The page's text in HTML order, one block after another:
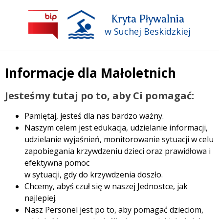
Kryta Pływalnia
w Suchej Beskidzkiej
Informacje dla Małoletnich
Treść
Jesteśmy tutaj po to, aby Ci pomagać:
Pamiętaj, jesteś dla nas bardzo ważny.
Naszym celem jest edukacja, udzielanie informacji,
udzielanie wyjaśnień, monitorowanie sytuacji w celu
zapobiegania krzywdzeniu dzieci oraz prawidłowa i
efektywna pomoc
w sytuacji, gdy do krzywdzenia doszło.
Chcemy, abyś czuł się w naszej Jednostce, jak
najlepiej.
Nasz Personel jest po to, aby pomagać dzieciom,